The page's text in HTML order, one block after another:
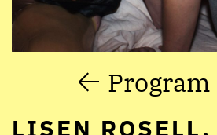
Program
LISEN